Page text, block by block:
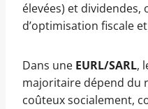
élevées) et dividendes,
d’optimisation fiscale
Dans une EURL/SARL,
majoritaire dépend du
coûteux socialement,